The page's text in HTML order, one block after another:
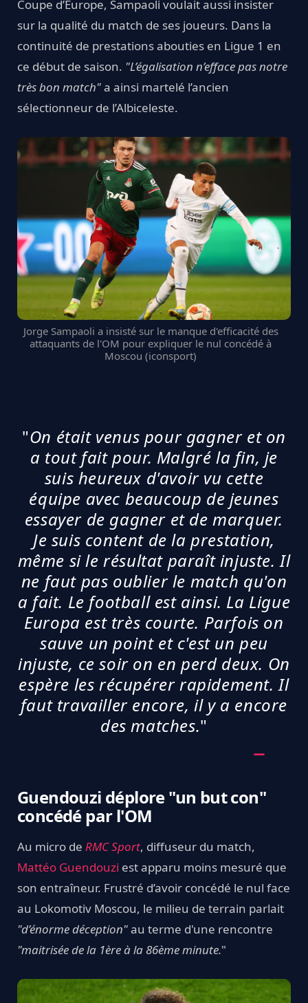
Coupe d’Europe, Sampaoli voulait aussi insister
sur la qualité du match de ses joueurs. Dans la
continuité de prestations abouties en Ligue 1 en
ce début de saison. "L’égalisation n’efface pas notre
très bon match"a ainsi martelé l’ancien
sélectionneur de l’Albiceleste.
Jorge Sampaoli a insisté sur le manque d'efficacité des
attaquants de l'OM pour expliquer le nul concédé à
Moscou (iconsport)
"On était venus pour gagner et on
a tout fait pour. Malgré la fin, je
suis heureux d'avoir vu cette
équipe avec beaucoup de jeunes
essayer de gagner et de marquer.
Je suis content de la prestation,
même si le résultat paraît injuste. Il
ne faut pas oublier le match qu'on
a fait. Le football est ainsi. La Ligue
Europa est très courte. Parfois on
sauve un point et c'est un peu
injuste, ce soir on en perd deux. On
espère les récupérer rapidement. Il
faut travailler encore, il y a encore
des matches."
Guendouzi déplore "un but con"
concédé par l'OM
Au micro de RMC Sport, diffuseur du match,
Mattéo Guendouzi est apparu moins mesuré que
son entraîneur. Frustré d’avoir concédé le nul face
au Lokomotiv Moscou, le milieu de terrain parlait
"d’énorme déception"au terme d'une rencontre
"maitrisée de la 1ère à la 86ème minute."